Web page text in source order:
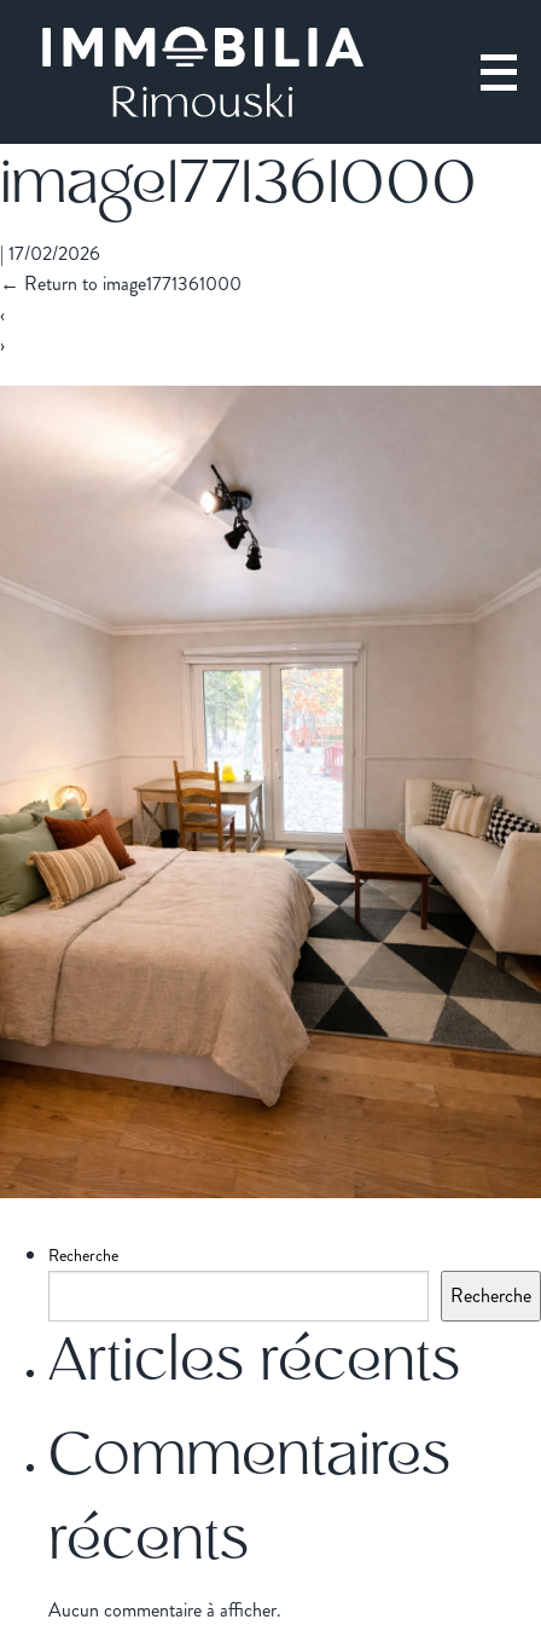
image1771361000
| 17/02/2026
← Return to image1771361000
‹
›
Recherche
Recherche
Articles récents
Commentaires
récents
Aucun commentaire à afficher.